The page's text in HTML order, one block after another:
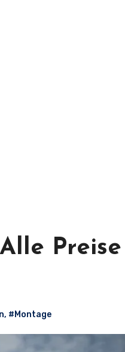
Preise
, #Montage